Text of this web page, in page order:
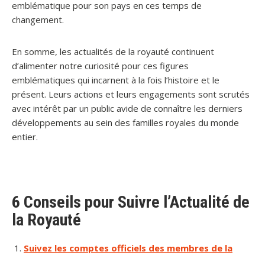
emblématique pour son pays en ces temps de
changement.
En somme, les actualités de la royauté continuent
d’alimenter notre curiosité pour ces figures
emblématiques qui incarnent à la fois l’histoire et le
présent. Leurs actions et leurs engagements sont scrutés
avec intérêt par un public avide de connaître les derniers
développements au sein des familles royales du monde
entier.
6 Conseils pour Suivre l’Actualité de
la Royauté
Suivez les comptes officiels des membres de la